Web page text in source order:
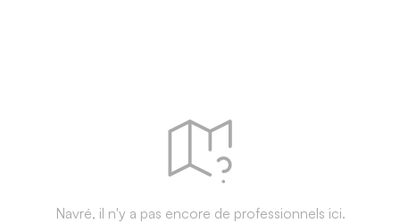
Navré, il n'y a pas encore de professionnels ici.